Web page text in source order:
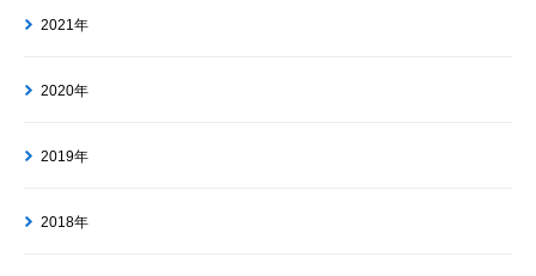
2021年
2020年
2019年
2018年